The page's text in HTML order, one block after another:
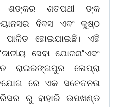
ଶଙ୍କର ଶତପଥୀ ଙ୍କ
ଦିବସ ଏବଂ କୁଷ୍ଠ
ପାଳିତ ହୋଇଯାଇଛି। ଏହି
ସେବା ଯୋଜନା”ଏବଂ
ରାଇରଙ୍ଗପୁର ଲେପ୍ରା
ରେ ଏକ ସଚେତନତା
ରୁ ବାହାରି ଉପଖଣ୍ଡ